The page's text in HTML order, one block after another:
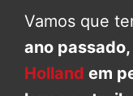
Vamos que
ano
Holland em